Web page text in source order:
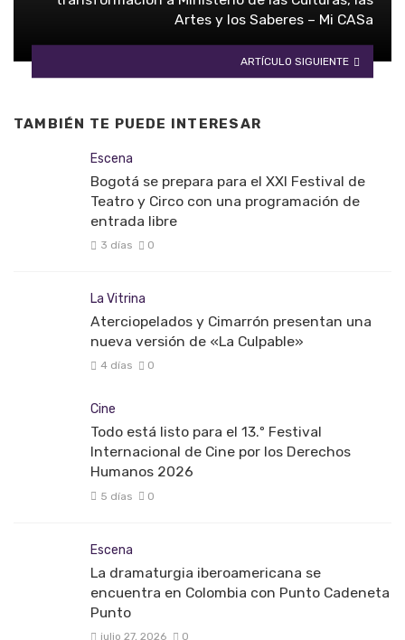
Artes y los Saberes – Mi CASa
ARTÍCULO SIGUIENTE
TAMBIÉN TE PUEDE INTERESAR
Escena
Bogotá se prepara para el XXI Festival de
Teatro y Circo con una programación de
entrada libre
3 días 0
La Vitrina
Aterciopelados y Cimarrón presentan una
nueva versión de «La Culpable»
4 días 0
Cine
Todo está listo para el 13.º Festival
Internacional de Cine por los Derechos
Humanos 2026
5 días 0
Escena
La dramaturgia iberoamericana se
encuentra en Colombia con Punto Cadeneta
Punto
julio 27, 2026 0